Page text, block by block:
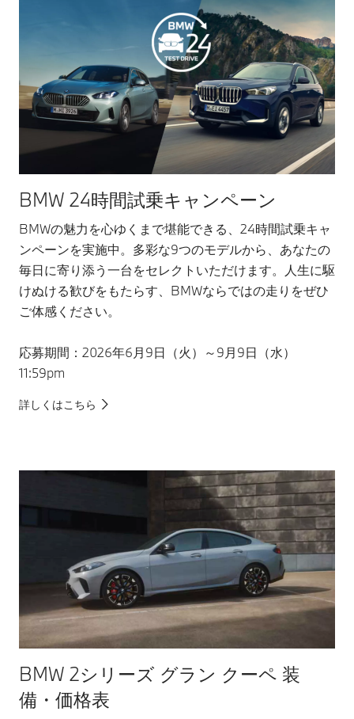
BMW 24時間試乗キャンペーン
BMWの魅力を心ゆくまで堪能できる、24時間試乗キャ
ンペーンを実施中。多彩な9つのモデルから、あなたの
毎日に寄り添う一台をセレクトいただけます。人生に駆
けぬける歓びをもたらす、BMWならではの走りをぜひ
ご体感ください。
応募期間：2026年6月9日（火）～9月9日（水）
11:59pm
詳しくはこちら
BMW 2シリーズ グラン クーペ 装
備・価格表